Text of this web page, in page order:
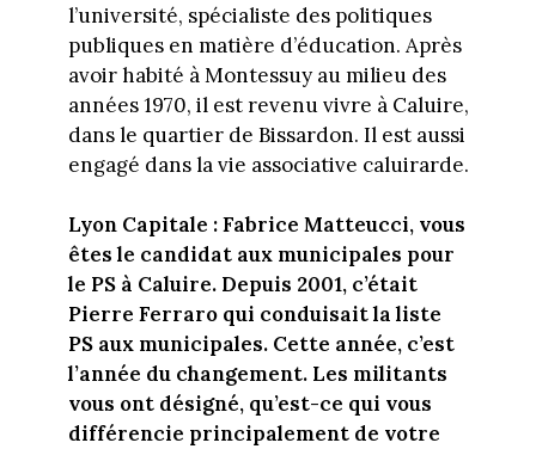
l’université, spécialiste des politiques
publiques en matière d’éducation. Après
avoir habité à Montessuy au milieu des
années 1970, il est revenu vivre à Caluire,
dans le quartier de Bissardon. Il est aussi
engagé dans la vie associative caluirarde.
Lyon Capitale : Fabrice Matteucci, vous
êtes le candidat aux municipales pour
le PS à Caluire. Depuis 2001, c’était
Pierre Ferraro qui conduisait la liste
PS aux municipales. Cette année, c’est
l’année du changement. Les militants
vous ont désigné, qu’est-ce qui vous
différencie principalement de votre